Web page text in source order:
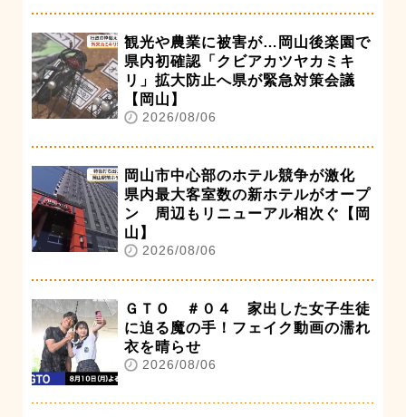
観光や農業に被害が…岡山後楽園で
県内初確認「クビアカツヤカミキ
リ」拡大防止へ県が緊急対策会議
【岡山】
2026/08/06
岡山市中心部のホテル競争が激化
県内最大客室数の新ホテルがオープ
ン 周辺もリニューアル相次ぐ【岡
山】
2026/08/06
ＧＴＯ ＃０４ 家出した女子生徒
に迫る魔の手！フェイク動画の濡れ
衣を晴らせ
2026/08/06